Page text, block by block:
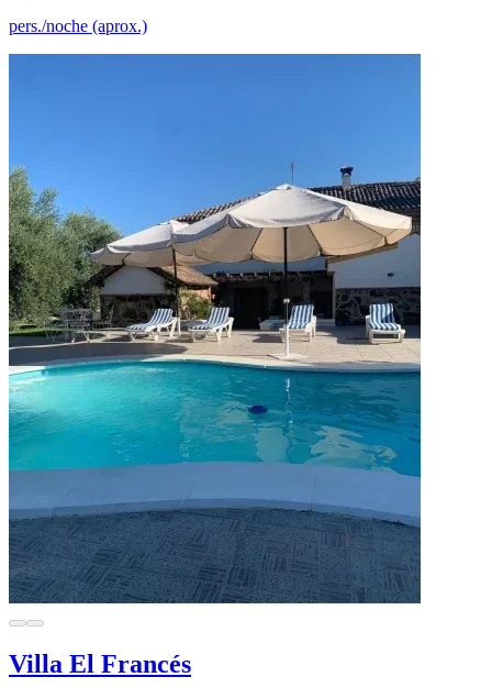
pers./noche (aprox.)
Villa El Francés